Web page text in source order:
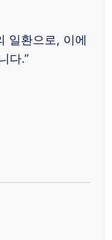
일환으로, 이에
다.”